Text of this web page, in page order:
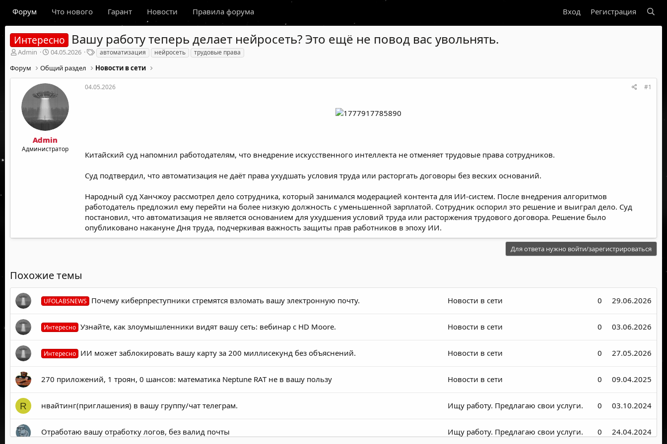
Форум Что нового Гарант Новости Правила форума Вход Регистрация
Интересно Вашу работу теперь делает нейросеть? Это ещё не повод вас увольнять.
А
т
о
м
Admin
Д
т
а
н
а
а
л
а
04.05.2026
Т
е
г
и
автоматизация нейросеть трудовые права
Форум Общий раздел Новости в сети
Admin
Администратор
04.05.2026 #1
Китайский суд напомнил работодателям, что внедрение искусственного интеллекта не отменяет трудовые права сотрудников.
Суд подтвердил, что автоматизация не даёт права ухудшать условия труда или расторгать договоры без веских оснований.
Народный суд Ханчжоу рассмотрел дело сотрудника, который занимался модерацией контента для ИИ-систем. После внедрения алгоритмов
работодатель предложил ему перейти на более низкую должность с уменьшенной зарплатой. Сотрудник оспорил это решение и выиграл дело. Суд
постановил, что автоматизация не является основанием для ухудшения условий труда или расторжения трудового договора. Решение было
опубликовано накануне Дня труда, подчеркивая важность защиты прав работников в эпоху ИИ.
Для ответа нужно войти/зарегистрироваться
Похожие темы
UFOLABSNEWS Почему киберпреступники стремятся взломать вашу электронную почту. Новости в сети 0 29.06.2026
Интересно Узнайте, как злоумышленники видят вашу сеть: вебинар с HD Moore. Новости в сети 0 03.06.2026
Интересно ИИ может заблокировать вашу карту за 200 миллисекунд без объяснений. Новости в сети 0 27.05.2026
270 приложений, 1 троян, 0 шансов: математика Neptune RAT не в вашу пользу Новости в сети 0 09.04.2025
R нвайтинг(приглашения) в вашу группу/чат телеграм. Ищу работу. Предлагаю свои услуги. 0 03.10.2024
Отработаю вашу отработку логов, без валид почты Ищу работу. Предлагаю свои услуги. 0 24.04.2024